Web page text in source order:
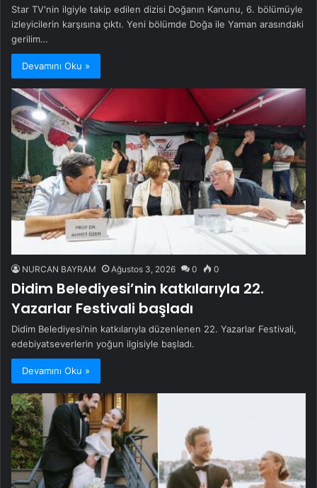
Star TV'nin ilgiyle takip edilen dizisi Doğanın Kanunu, 6. bölümüyle
izleyicilerin karşısına çıktı. Yeni bölümde Doğa ile Yaman arasındaki
gerilim…
Devamını Oku »
NURCAN BAYRAM Ağustos 3, 2026 0 0
Didim Belediyesi’nin katkılarıyla 22.
Yazarlar Festivali başladı
Didim Belediyesi’nin katkılarıyla düzenlenen 22. Yazarlar Festivali,
edebiyatseverlerin yoğun ilgisiyle başladı.
Devamını Oku »